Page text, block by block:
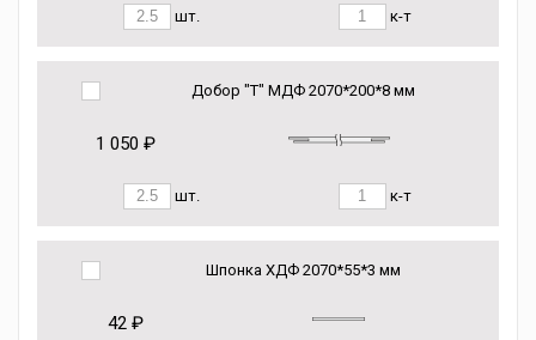
шт. к-т
Добор "Т" МДФ 2070*200*8 мм
1 050 ₽
шт. к-т
Шпонка ХДФ 2070*55*3 мм
42 ₽